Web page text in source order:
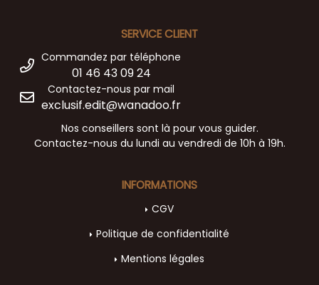
SERVICE CLIENT
Commandez par téléphone
01 46 43 09 24
Contactez-nous par mail
exclusif.edit@wanadoo.fr
Nos conseillers sont là pour vous guider.
Contactez-nous du lundi au vendredi de 10h à 19h.
INFORMATIONS
CGV
Politique de confidentialité
Mentions légales